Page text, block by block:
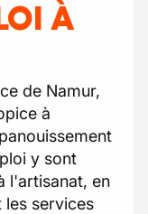
À
de Namur,
à
y sont
l'artisanat, en
les services